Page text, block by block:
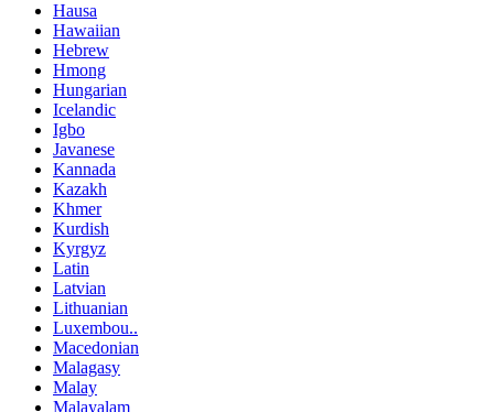
Hausa
Hawaiian
Hebrew
Hmong
Hungarian
Icelandic
Igbo
Javanese
Kannada
Kazakh
Khmer
Kurdish
Kyrgyz
Latin
Latvian
Lithuanian
Luxembou..
Macedonian
Malagasy
Malay
Malayalam